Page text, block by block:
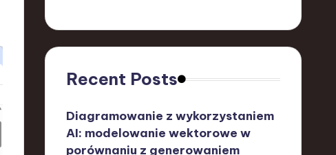
Recent Posts
Diagramowanie z wykorzystaniem
AI: modelowanie wektorowe w
porównaniu z generowaniem